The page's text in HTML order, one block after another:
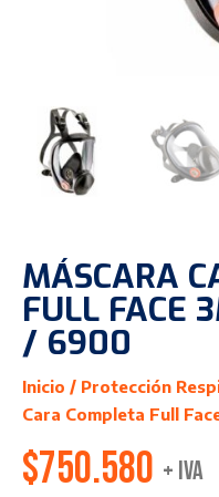
MÁSCARA
FULL
/ 6900
Inicio / Protección
Cara Completa Full
$750.580 + IVA